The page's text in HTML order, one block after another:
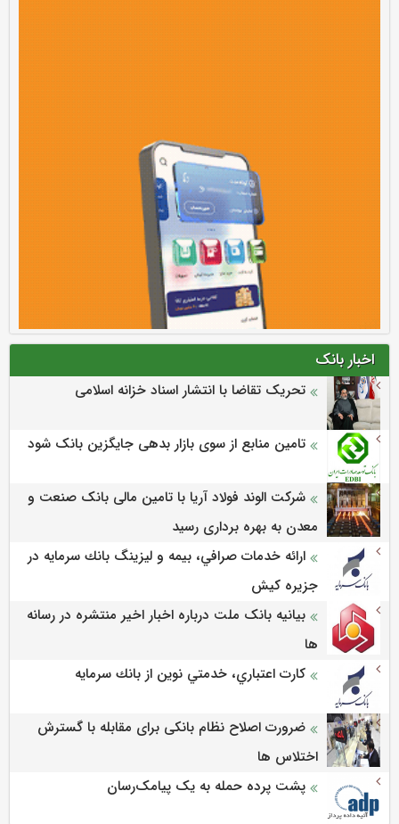
اخبار بانک
تحریک تقاضا با انتشار اسناد خزانه اسلامی
تامین منابع از سوی بازار بدهی جایگزین بانک شود
شرکت الوند فولاد آریا با تامین مالی بانک صنعت و
معدن به بهره برداری رسید
ارائه خدمات صرافي، بيمه و ليزينگ بانك سرمايه در
جزيره كيش
بیانیه بانک ملت درباره اخبار اخیر منتشره در رسانه
ها
كارت اعتباري، خدمتي نوين از بانك سرمايه
ضرورت اصلاح نظام بانکی برای مقابله با گسترش
اختلاس ها
پشت پرده حمله به یک پیامک‌رسان